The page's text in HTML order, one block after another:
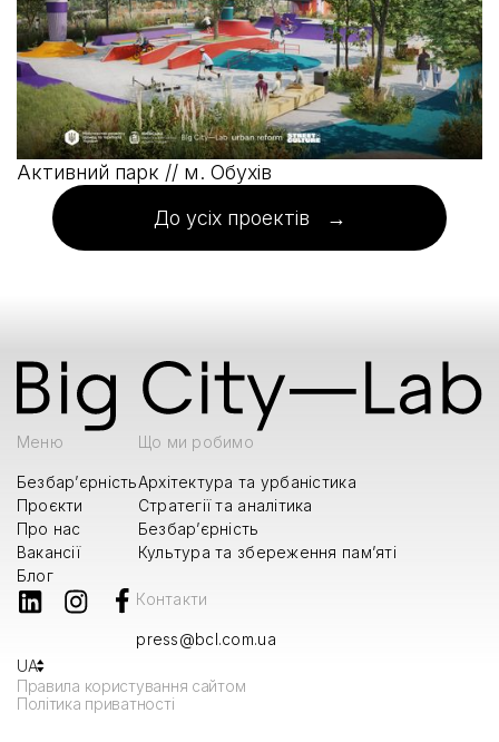
Активний парк // м. Обухів
До усіх проектів →
Меню
Безбар’єрність
Проєкти
Про нас
Вакансії
Блог
Що ми робимо
Архітектура та урбаністика
Стратегії та аналітика
Безбар’єрність
Культура та збереження пам’яті
Контакти
press@bcl.com.ua
UA
Правила користування сайтом
Політика приватності